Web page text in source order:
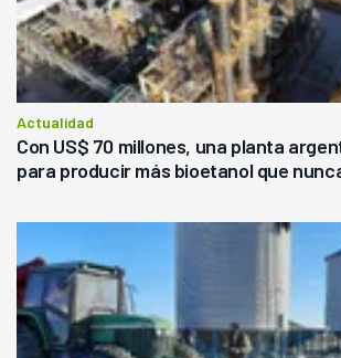
Actualidad
Con US$ 70 millones, una planta
para producir más bioetanol que